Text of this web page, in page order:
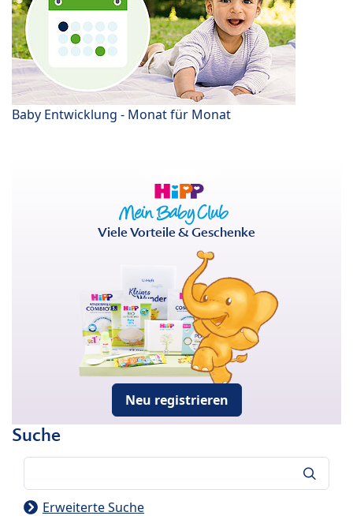
Baby Entwicklung - Monat für Monat
Viele Vorteile & Geschenke
Neu registrieren
Suche
Erweiterte Suche